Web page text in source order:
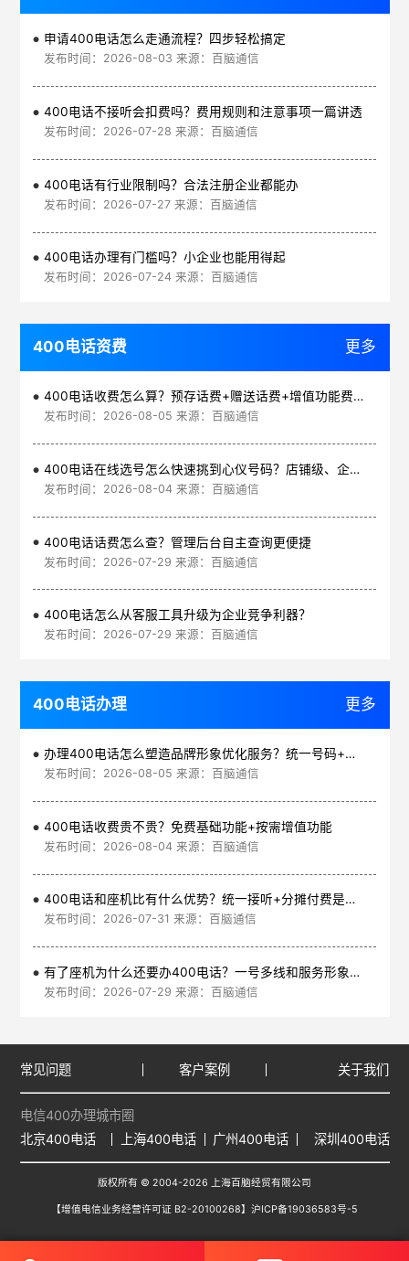
申请400电话怎么走通流程？四步轻松搞定
发布时间：2026-08-03 来源：百脑通信
400电话不接听会扣费吗？费用规则和注意事项一篇讲透
发布时间：2026-07-28 来源：百脑通信
400电话有行业限制吗？合法注册企业都能办
发布时间：2026-07-27 来源：百脑通信
400电话办理有门槛吗？小企业也能用得起
发布时间：2026-07-24 来源：百脑通信
400电话资费 更多
400电话收费怎么算？预存话费+赠送话费+增值功能费透明实惠
发布时间：2026-08-05 来源：百脑通信
400电话在线选号怎么快速挑到心仪号码？店铺级、企业级、集团级一次看清
发布时间：2026-08-04 来源：百脑通信
400电话话费怎么查？管理后台自主查询更便捷
发布时间：2026-07-29 来源：百脑通信
400电话怎么从客服工具升级为企业竞争利器？
发布时间：2026-07-29 来源：百脑通信
400电话办理 更多
办理400电话怎么塑造品牌形象优化服务？统一号码+智能管理平台
发布时间：2026-08-05 来源：百脑通信
400电话收费贵不贵？免费基础功能+按需增值功能
发布时间：2026-08-04 来源：百脑通信
400电话和座机比有什么优势？统一接听+分摊付费是核心
发布时间：2026-07-31 来源：百脑通信
有了座机为什么还要办400电话？一号多线和服务形象是核心
发布时间：2026-07-29 来源：百脑通信
常见问题 客户案例 关于我们
电信400办理城市圈
北京400电话
上海400电话 广州400电话 深圳400电话
版权所有 © 2004-2026 上海百脑经贸有限公司
【增值电信业务经营许可证 B2-20100268】 沪ICP备19036583号-5